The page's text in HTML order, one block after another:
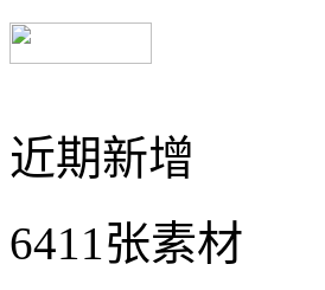
近期新增
6411张素材